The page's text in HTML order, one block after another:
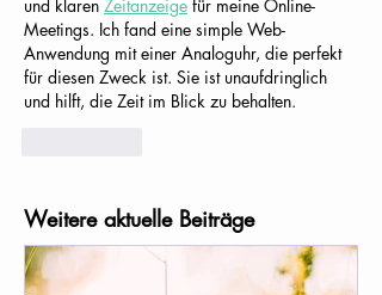
und klaren Zeitanzeige für meine Online-
Meetings. Ich fand eine simple Web-
Anwendung mit einer Analoguhr, die perfekt
für diesen Zweck ist. Sie ist unaufdringlich
und hilft, die Zeit im Blick zu behalten.
Weitere aktuelle Beiträge